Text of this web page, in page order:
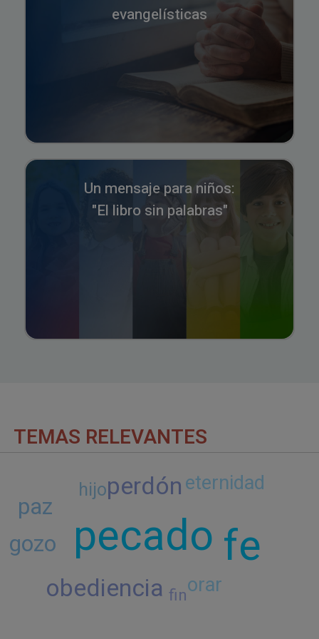
evangelísticas
Un mensaje para niños:
"El libro sin palabras"
TEMAS RELEVANTES
pecadofe
perdón
obediencia
paz
gozo
eternidad
orar
hijo
fin